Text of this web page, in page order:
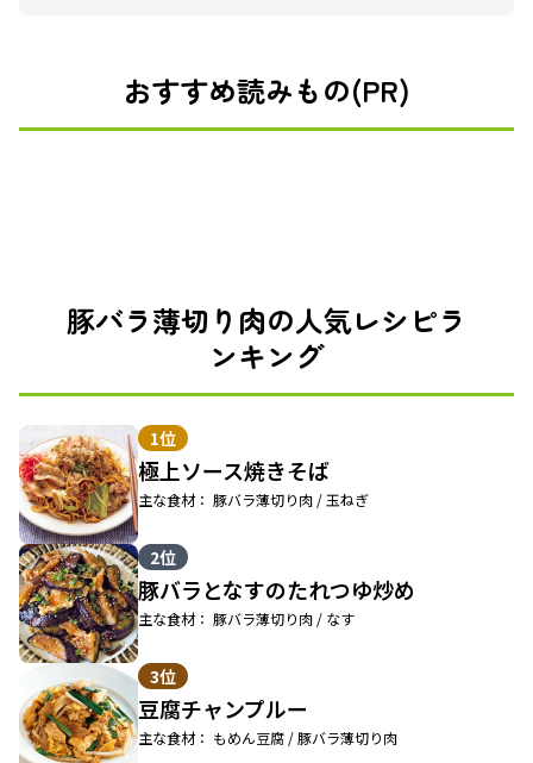
おすすめ読みもの(PR)
豚バラ薄切り肉の人気レシピラ
ンキング
1位
極上ソース焼きそば
主な食材： 豚バラ薄切り肉 / 玉ねぎ
2位
豚バラとなすのたれつゆ炒め
主な食材： 豚バラ薄切り肉 / なす
3位
豆腐チャンプルー
主な食材： もめん豆腐 / 豚バラ薄切り肉